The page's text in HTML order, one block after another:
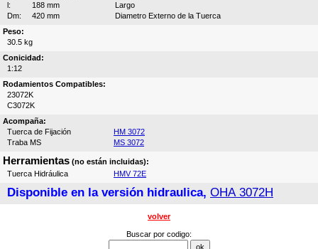
l:
188 mm
Largo
Dm:
420 mm
Diametro Externo de la Tuerca
Peso:
30.5 kg
Conicidad:
1:12
Rodamientos Compatibles:
23072K
C3072K
Acompaña:
Tuerca de Fijación
HM 3072
Traba MS
MS 3072
Herramientas (no están incluidas):
Tuerca Hidráulica
HMV 72E
Disponible en la versión hidraulica, OHA 3072H
volver
Buscar por codigo: